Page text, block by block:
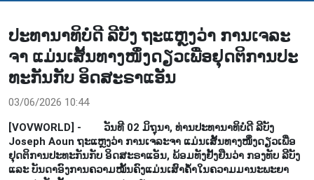
ປະ​ທາ​ນາ​ທິ​ບໍ​ດີ ລີ​ບັງ ຖະ​ແຫຼງ​ວ່າ ການ​ເຈ​ລະ​
ຈາ ແມ່ນ​ເສັ້ນ​ທາງ​ໜຶ່ງ​ດຽວ​ເພື່ອ​ຢຸດ​ຕິ​ການ​ປະ​
ທະ​ກັນ​ກັບ ອິດ​ສະ​ຣາ​ແອັນ
03/06/2026 10:44
[VOVWORLD] - ວັນ​ທີ 02 ມິ​ຖຸ​ນາ, ທ່ານ​ປະ​ທາ​ນາ​ທິ​ບໍ​ດີ ລີ​ບັງ
Joseph Aoun ຖະ​ແຫຼງວ່າ ການ​ເຈ​ລະ​ຈາ ແມ່ນ​ເສັ້ນ​ທາງ​ໜຶ່ງ​ດຽວ​ເພື່ອ​
ຢຸດ​ຕິ​ການ​ປະ​ທະ​ກັນ​ກັບ ອິດ​ສະ​ຣາ​ແອັນ, ພ້ອມ​ທັງ​ຢັ້ງ​ຢືນ​ວ່າ ກອງ​ທັບ ລີ​ບັງ
ແລະ ບັນ​ດາ​ອົງ​ການ​ຄວາມ​ໝັ້ນ​ຄົງ​ແມ່ນ​ເສົາ​ຄ້ຳ​ໃນ​ຄວາມ​ມາ​ນະ​ພະ​ຍາ​